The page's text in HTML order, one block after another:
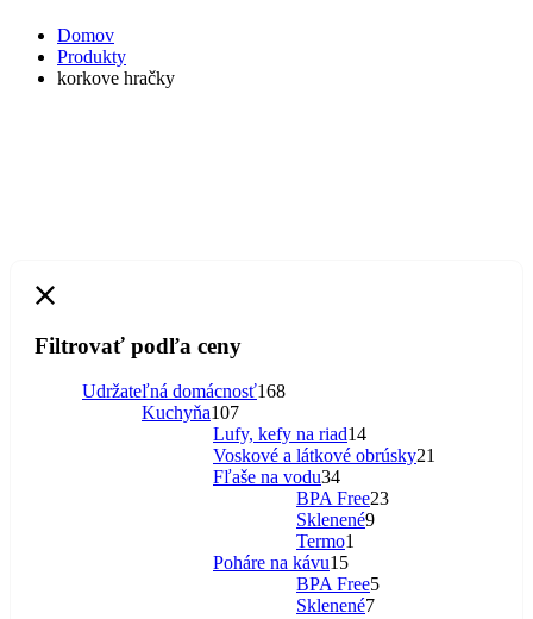
Domov
Produkty
korkove hračky
Filtrovať podľa ceny
Udržateľná domácnosť168168
Kuchyňa107107
produktov
Lufy, kefy na riad1414
produktov
Voskové a látkové obrúsky21
Fľaše na vodu3434
produktov
BPA Free2323
Sklenené99
Termo1
Poháre na kávu1515
produktov
BPA Free55
Sklenené77